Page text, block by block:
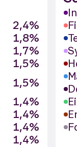
2,4%
1,8%
1,7%
1,5%
1,5%
1,4%
1,4%
1,4%
1,4%